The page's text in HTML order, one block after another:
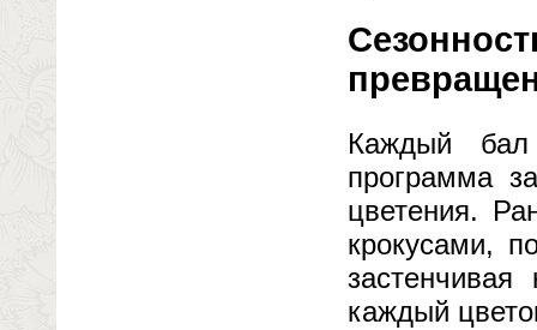
Каждый
программа
цветения.
крокусами,
каждый